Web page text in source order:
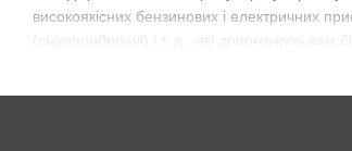
високоякісних бензинових і електричних
(снігоприбирачі) і т. д., які допоможуть